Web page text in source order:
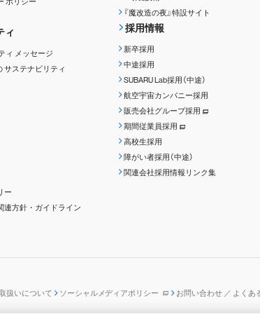
ィ
ィ メッセージ
サステナビリティ
ー
連方針・ガイドライン
『魔改造の夜』特設サイト
採用情報
新卒採用
中途採用
SUBARU Lab採用（中途）
航空宇宙カンパニー採用
販売会社グループ採用
期間従業員採用
高校生採用
障がい者採用（中途）
関連会社採用情報リンク集
扱いについて ソーシャルメディアポリシー
お問い合わせ ／ よくあ